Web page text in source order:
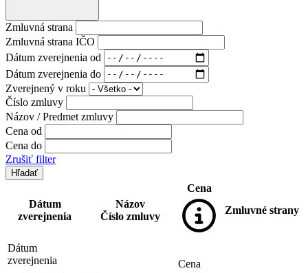
Zmluvná strana
Zmluvná strana IČO
Dátum zverejnenia od
Dátum zverejnenia do
Zverejnený v roku
Číslo zmluvy
Názov / Predmet zmluvy
Cena od
Cena do
Zrušiť filter
Dátum
zverejnenia
Názov
Číslo zmluvy
Cena
Zmluvné strany
Dátum
zverejnenia
Cena